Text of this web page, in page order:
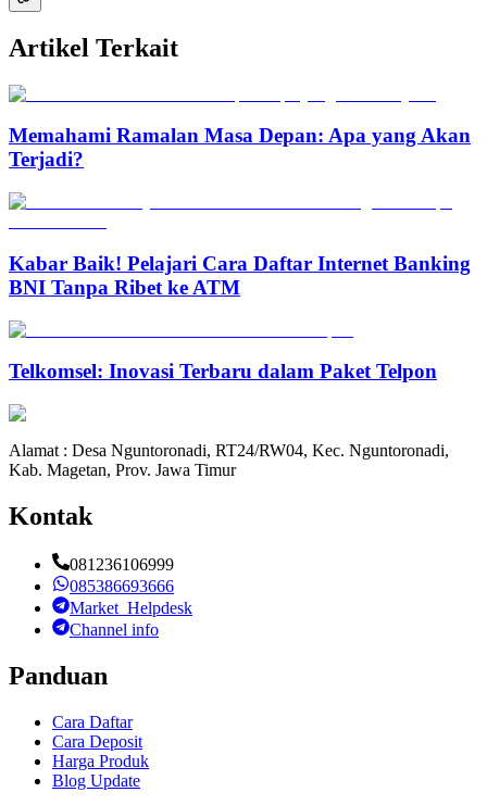
Artikel Terkait
Memahami Ramalan Masa Depan: Apa yang Akan
Terjadi?
Kabar Baik! Pelajari Cara Daftar Internet Banking
BNI Tanpa Ribet ke ATM
Telkomsel: Inovasi Terbaru dalam Paket Telpon
Alamat : Desa Nguntoronadi, RT24/RW04, Kec. Nguntoronadi,
Kab. Magetan, Prov. Jawa Timur
Kontak
081236106999
085386693666
Market_Helpdesk
Channel info
Panduan
Cara Daftar
Cara Deposit
Harga Produk
Blog Update